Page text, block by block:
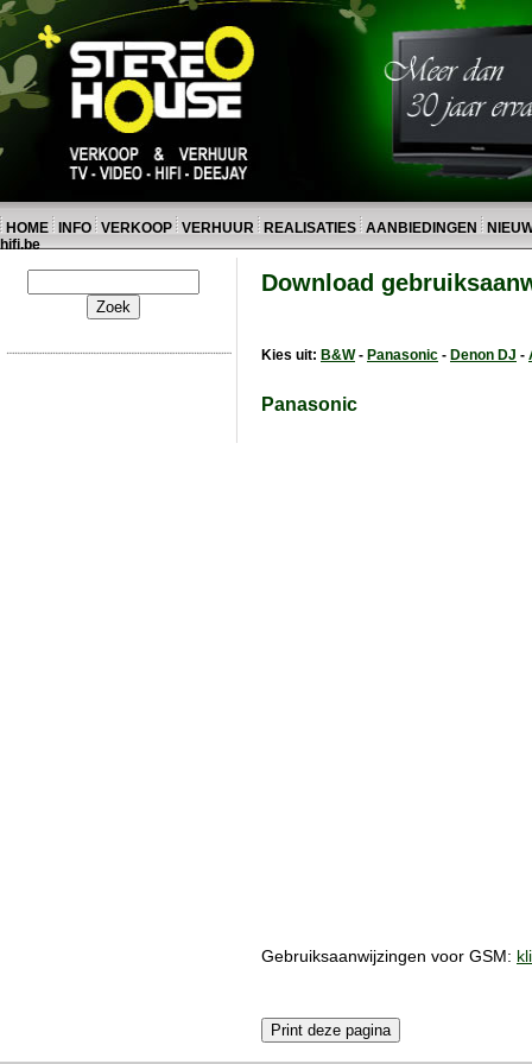
HOME INFO VERKOOP VERHUUR REALISATIES AANBIEDINGEN
hifi.be
Download
Kies uit: B&W- Panasonic - Denon DJ -
Panasonic
Gebruiksaanwijzingen voor GSM: